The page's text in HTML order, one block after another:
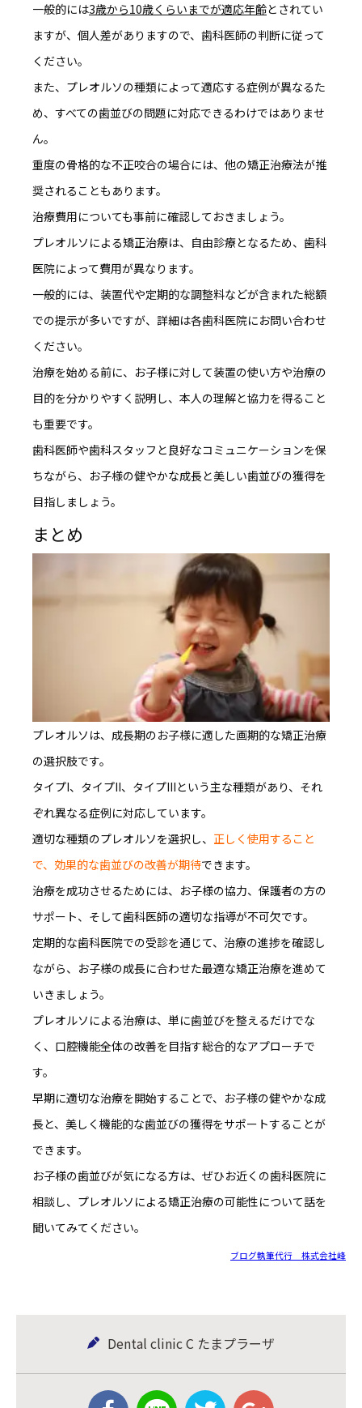
一般的には3歳から10歳くらいまでが適応年齢とされてい
ますが、個人差がありますので、歯科医師の判断に従って
ください。
また、プレオルソの種類によって適応する症例が異なるた
め、すべての歯並びの問題に対応できるわけではありませ
ん。
重度の骨格的な不正咬合の場合には、他の矯正治療法が推
奨されることもあります。
治療費用についても事前に確認しておきましょう。
プレオルソによる矯正治療は、 自由診療となるため、歯科
医院によって費用が異なります。
一般的には、装置代や定期的な調整料などが含まれた総額
での提示が多いですが、詳細は各歯科医院にお問い合わせ
ください。
治療を始める前に、お子様に対して装置の使い方や治療の
目的を分かりやすく説明し、 本人の理解と協力を得ること
も重要です。
歯科医師や歯科スタッフと良好なコミュニケーションを保
ちながら、お子様の健やかな成長と美しい歯並びの獲得を
目指しましょう。
まとめ
プレオルソは、成長期のお子様に適した画期的な矯正治療
の選択肢です。
タイプI、タイプII、タイプIIIという主な種類があり、それ
ぞれ異なる症例に対応しています。
適切な種類のプレオルソを選択し、 正しく使用すること
で、効果的な歯並びの改善が期待できます。
治療を成功させるためには、お子様の協力、保護者の方の
サポート、そして歯科医師の適切な指導が不可欠です。
定期的な歯科医院での受診を通じて、治療の進捗を確認し
ながら、お子様の成長に合わせた最適な矯正治療を進めて
いきましょう。
プレオルソによる治療は、 単に歯並びを整えるだけでな
く、口腔機能全体の改善を目指す総合的なアプローチで
す。
早期に適切な治療を開始することで、お子様の健やかな成
長と、美しく機能的な歯並びの獲得をサポートすることが
できます。
お子様の歯並びが気になる方は、ぜひお近くの歯科医院に
相談し、プレオルソによる矯正治療の可能性について話を
聞いてみてください。
ブログ執筆代行 株式会社峰
Dental clinic C たまプラーザ